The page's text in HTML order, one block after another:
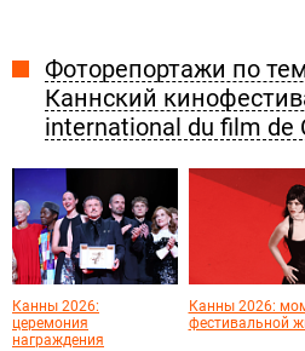
Фоторепортажи по
Каннский
international du film de
Канны 2026:
церемония
награждения
Канны 2026:
фестивальной